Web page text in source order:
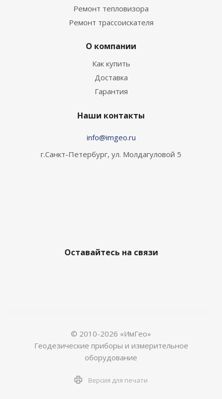
Ремонт тепловизора
Ремонт трассоискателя
О компании
Как купить
Доставка
Гарантия
Наши контакты
info@imgeo.ru
г.Санкт-Петербург, ул. Молдагуловой 5
Оставайтесь на связи
© 2010-2026 «ИмГео»
Геодезические приборы и измерительное
оборудование
Версия для печати